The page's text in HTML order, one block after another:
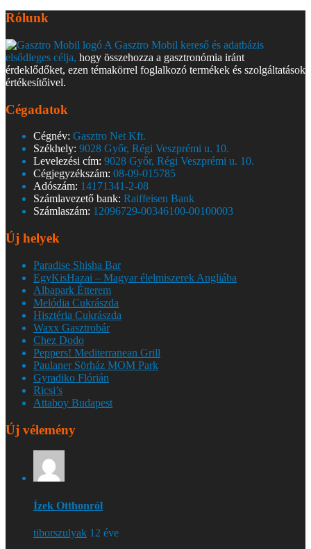
Rólunk
A Gasztro Mobil kereső és adatbázis
elsődleges célja, hogy összehozza a gasztronómia iránt
érdeklődőket, ezen témakörrel foglalkozó termékek és szolgáltatások
értékesítőivel.
Cégadatok
Cégnév: Gasztro Net Kft.
Székhely: 9028 Győr, Régi Veszprémi u. 10.
Levelezési cím: 9028 Győr, Régi Veszprémi u. 10.
Cégjegyzékszám: 08-09-015785
Adószám: 14171341-2-08
Számlavezető bank: Raiffeisen Bank
Számlaszám: 12096729-00346100-00100003
Új helyek
Paradise Shisha Bar
EgyKisHazai – Magyar élelmiszerek Angliába
Albapark Étterem
Melódia Cukrászda
Hisztéria Cukrászda
Waxx Gasztrobár
Chez Dodo
Peppers! Mediterranean Grill
Paulaner Sörház MOM Park
Gyradiko Flórián
Ricsi’s
Attaboy Budapest
Új vélemény
Ízek Otthonról
tiborszulyak 12 éve